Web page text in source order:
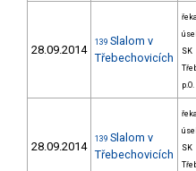
28.09.2014
139 Slalom v
Třebechovicích
SK
p.O.
28.09.2014
139 Slalom v
Třebechovicích
SK